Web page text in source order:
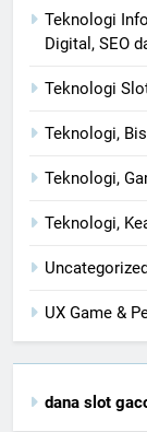
Teknologi
Digital, SEO
Teknologi
Teknologi,
Teknologi,
Teknologi,
UX Game &
dana slot